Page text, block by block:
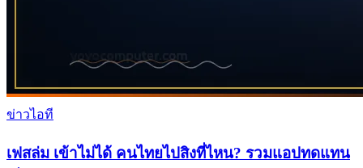
ข่าวไอที
เฟสล่ม เข้าไม่ได้ คนไทยไปสิงที่ไหน? รวมแอปทดแทน